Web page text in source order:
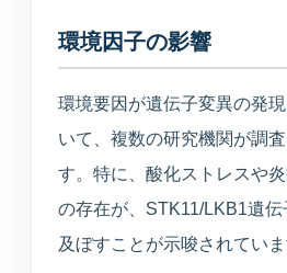
環境因子の影響
環境要因が遺伝子変異の発
いて、複数の研究機関が調
す。特に、酸化ストレスや
の存在が、STK11/LKB1遺
及ぼすことが示唆されていま